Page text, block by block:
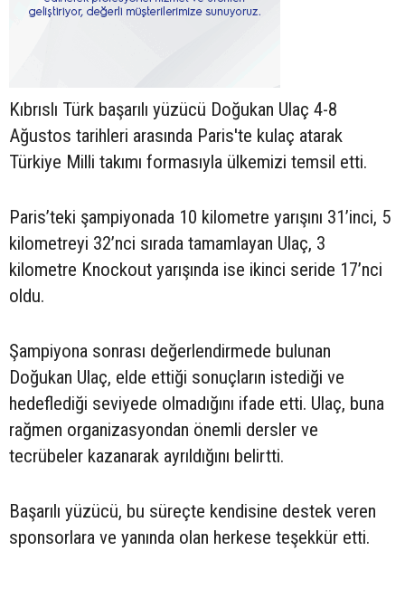
Kıbrıslı Türk başarılı yüzücü Doğukan Ulaç 4-8
Ağustos tarihleri arasında Paris'te kulaç atarak
Türkiye Milli takımı formasıyla ülkemizi temsil etti.
Paris’teki şampiyonada 10 kilometre yarışını 31’inci, 5
kilometreyi 32’nci sırada tamamlayan Ulaç, 3
kilometre Knockout yarışında ise ikinci seride 17’nci
oldu.
Şampiyona sonrası değerlendirmede bulunan
Doğukan Ulaç, elde ettiği sonuçların istediği ve
hedeflediği seviyede olmadığını ifade etti. Ulaç, buna
rağmen organizasyondan önemli dersler ve
tecrübeler kazanarak ayrıldığını belirtti.
Başarılı yüzücü, bu süreçte kendisine destek veren
sponsorlara ve yanında olan herkese teşekkür etti.